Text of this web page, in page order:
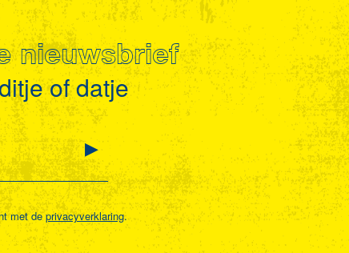
nieuwsbrief
of datje
met deprivacyverklaring.